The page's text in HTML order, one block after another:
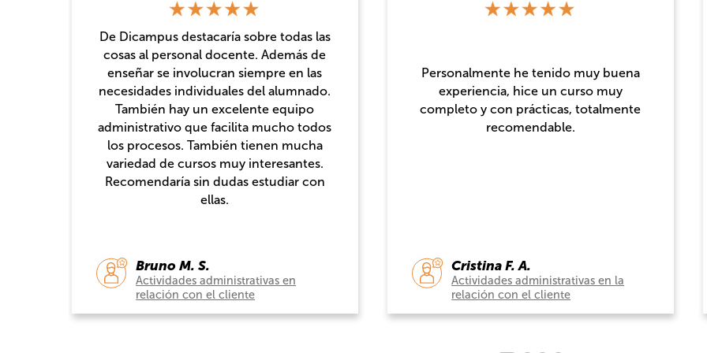
Personalmente he tenido muy buena
experiencia, hice un curso muy
completo y con prácticas, totalmente
recomendable.
Cristina F. A.
Actividades administrativas en la
relación con el cliente
han dado un trato muy cercano, bien
organizado y con contenidos
actualizados muy bien enfocados al
mercado laboral. Los cursos están bien
Daniel C. G.
Desarrollo de aplicaciones con
tecnologías web